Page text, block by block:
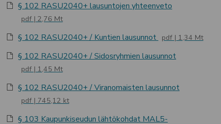
§ 102 RASU2040+ lausuntojen yhteenveto
pdf 2,76 Mt
§ 102 RASU2040+ / Kuntien lausunnot pdf 1,34 Mt
§ 102 RASU2040+ / Sidosryhmien lausunnot
pdf 1,45 Mt
§ 102 RASU2040+ / Viranomaisten lausunnot
pdf 745,12 kt
§ 103 Kaupunkiseudun lähtökohdat MAL5-